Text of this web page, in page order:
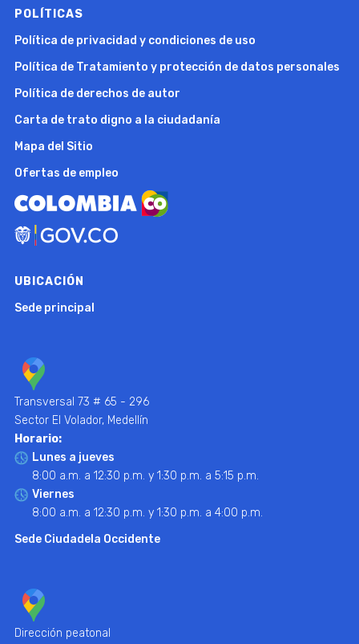
POLÍTICAS
Política de privacidad y condiciones de uso
Política de Tratamiento y protección de datos personales
Política de derechos de autor
Carta de trato digno a la ciudadanía
Mapa del Sitio
Ofertas de empleo
UBICACIÓN
Sede principal
Transversal 73 # 65 - 296
Sector El Volador, Medellín
Horario:
Lunes a jueves
8:00 a.m. a 12:30 p.m. y 1:30 p.m. a 5:15 p.m.
Viernes
8:00 a.m. a 12:30 p.m. y 1:30 p.m. a 4:00 p.m.
Sede Ciudadela Occidente
Dirección peatonal